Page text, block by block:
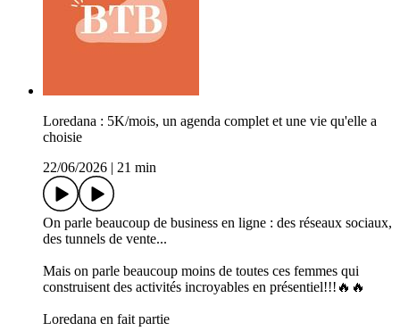
Loredana : 5K/mois, un agenda complet et une vie qu'elle a
choisie
22/06/2026
21 min
On parle beaucoup de business en ligne : des réseaux sociaux,
des tunnels de vente...
Mais on parle beaucoup moins de toutes ces femmes qui
construisent des activités incroyables en présentiel!!!🔥🔥
Loredana en fait partie